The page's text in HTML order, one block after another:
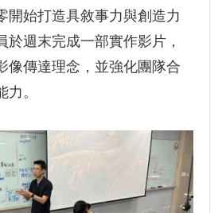
開始打造具敘事力與創造力
於週末完成一部實作影片，
像傳達理念，並強化團隊合
。